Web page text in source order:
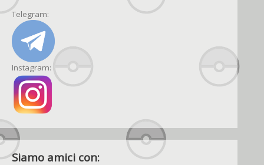
Telegram:
Instagram:
Siamo amici con: